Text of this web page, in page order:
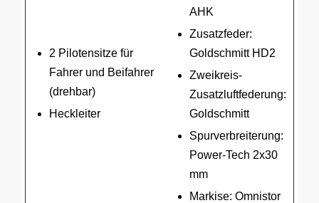
2 Pilotensitze für
Fahrer und Beifahrer
(drehbar)
Heckleiter
AHK
Zusatzfeder:
Goldschmitt HD2
Zweikreis-
Zusatzluftfederung:
Goldschmitt
Spurverbreiterung:
Power-Tech 2x30
mm
Markise: Omnistor